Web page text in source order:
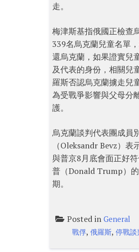
走。
梅津斯基指俄國正檢查
339名烏克蘭兒童名單
還烏克蘭，如果證實兒
及代表的身份，相關兒
羅斯否認烏克蘭擄走兒
為受戰爭影響與父母分
護。
烏克蘭談判代表團成員
（Oleksandr Bevz）表
與普京8月底會面正好
普（Donald Trump）
期。
Posted in General
戰俘,俄羅斯,停戰談